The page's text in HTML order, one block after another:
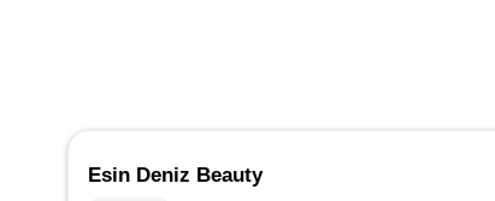
Esin Deniz Beauty